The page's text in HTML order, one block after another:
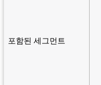
포함된 세그먼트